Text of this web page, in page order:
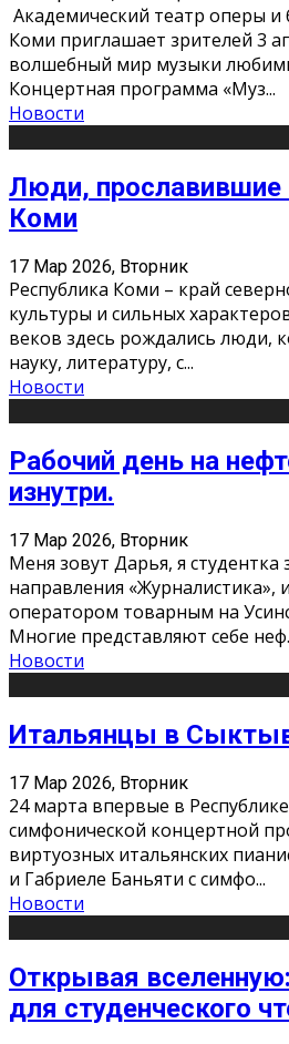
Академический театр оперы и
Коми приглашает зрителей 3
волшебный мир музыки
Концертная программа «Муз...
Новости
Люди, прославившие
Коми
17 Мар 2026, Вторник
Республика Коми – край
культуры и сильных
веков здесь рождались люди,
науку, литературу, с...
Новости
Рабочий день на
изнутри.
17 Мар 2026, Вторник
Меня зовут Дарья, я студентка
направления «Журналистика»,
оператором товарным на
Многие представляют себе неф
Новости
Итальянцы в
17 Мар 2026, Вторник
24 марта впервые в
симфонической концертной
виртуозных итальянских
и Габриеле Баньяти с симфо...
Новости
Открывая
для студенческого